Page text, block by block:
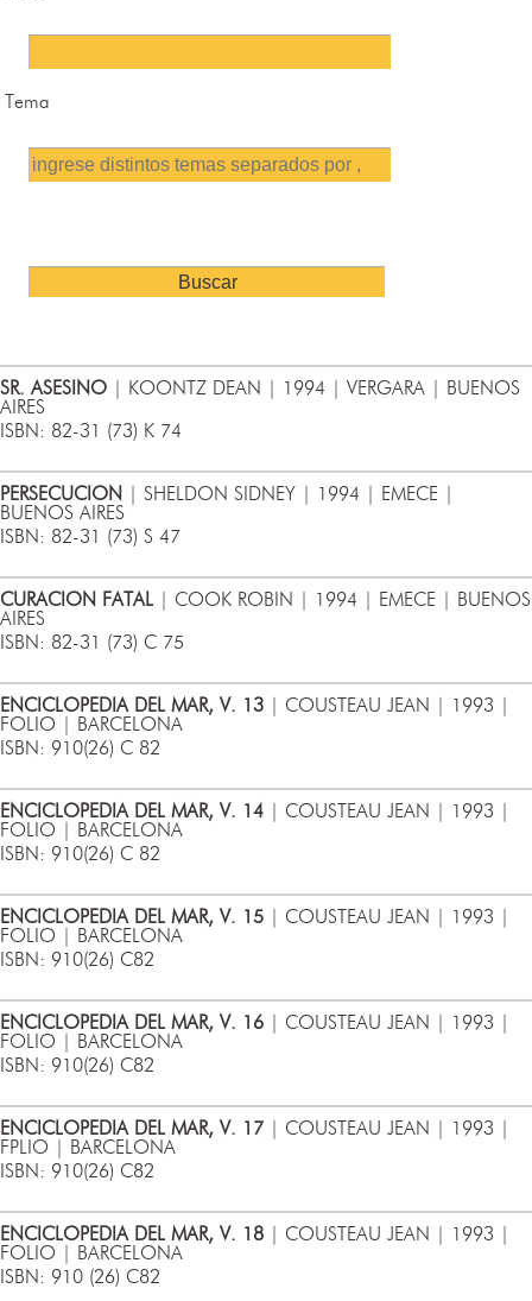
Tema
SR. ASESINO | KOONTZ DEAN | 1994 | VERGARA | BUENOS
AIRES
ISBN: 82-31 (73) K 74
PERSECUCION
| SHELDON SIDNEY | 1994 | EMECE |
BUENOS AIRES
ISBN: 82-31 (73) S 47
CURACION FATAL | COOK ROBIN | 1994 | EMECE | BUENOS
AIRES
ISBN: 82-31 (73) C 75
ENCICLOPEDIA DEL MAR, V. 13 | COUSTEAU JEAN | 1993 |
FOLIO | BARCELONA
ISBN: 910(26) C 82
ENCICLOPEDIA DEL MAR, V. 14 | COUSTEAU JEAN | 1993 |
FOLIO | BARCELONA
ISBN: 910(26) C 82
ENCICLOPEDIA DEL MAR, V. 15 | COUSTEAU JEAN | 1993 |
FOLIO | BARCELONA
ISBN: 910(26) C82
ENCICLOPEDIA DEL MAR, V. 16 | COUSTEAU JEAN | 1993 |
FOLIO | BARCELONA
ISBN: 910(26) C82
ENCICLOPEDIA DEL MAR, V. 17 | COUSTEAU JEAN | 1993 |
FPLIO | BARCELONA
ISBN: 910(26) C82
ENCICLOPEDIA DEL MAR, V. 18 | COUSTEAU JEAN | 1993 |
FOLIO | BARCELONA
ISBN: 910 (26) C82